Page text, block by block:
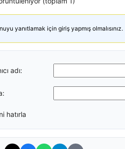
yanıtlamak için giriş yapmış olmalısınız.
adı:
hatırla